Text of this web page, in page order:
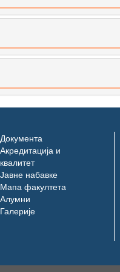
Документа
Акредитација и
квалитет
Јавне набавке
Мапа факултета
Алумни
Галерије